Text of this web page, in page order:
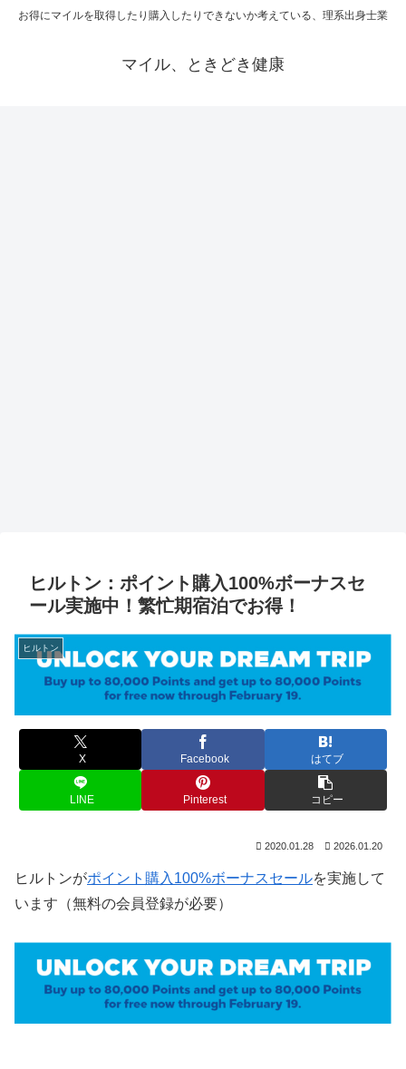
お得にマイルを取得したり購入したりできないか考えている、理系出身士業
マイル、ときどき健康
ヒルトン：ポイント購入100%ボーナスセ
ール実施中！繁忙期宿泊でお得！
ヒルトン
X Facebook はてブ
LINE Pinterest コピー
2020.01.28 2026.01.20
ヒルトンがポイント購入100%ボーナスセールを実施して
います（無料の会員登録が必要）